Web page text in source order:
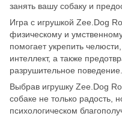
занять вашу собаку и
Игра с игрушкой Zee.Dog
физическому и
помогает укрепить
интеллект, а также
разрушительное поведение.
Выбрав игрушку Zee.Dog
собаке не только радость,
психологическом